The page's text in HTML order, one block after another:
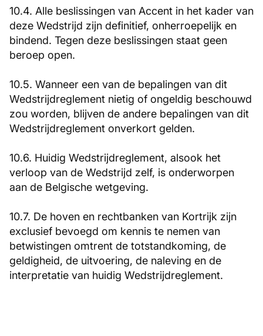
10.4. Alle beslissingen van Accent in het kader van
deze Wedstrijd zijn definitief, onherroepelijk en
bindend. Tegen deze beslissingen staat geen
beroep open.
10.5. Wanneer een van de bepalingen van dit
Wedstrijdreglement nietig of ongeldig beschouwd
zou worden, blijven de andere bepalingen van dit
Wedstrijdreglement onverkort gelden.
10.6. Huidig Wedstrijdreglement, alsook het
verloop van de Wedstrijd zelf, is onderworpen
aan de Belgische wetgeving.
10.7. De hoven en rechtbanken van Kortrijk zijn
exclusief bevoegd om kennis te nemen van
betwistingen omtrent de totstandkoming, de
geldigheid, de uitvoering, de naleving en de
interpretatie van huidig Wedstrijdreglement.